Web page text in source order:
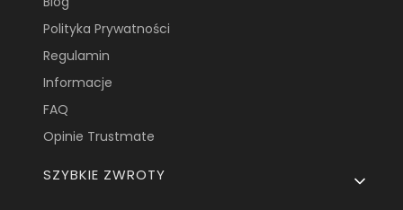
Polityka Prywatności
Regulamin
Informacje
FAQ
Opinie Trustmate
SZYBKIE ZWROTY